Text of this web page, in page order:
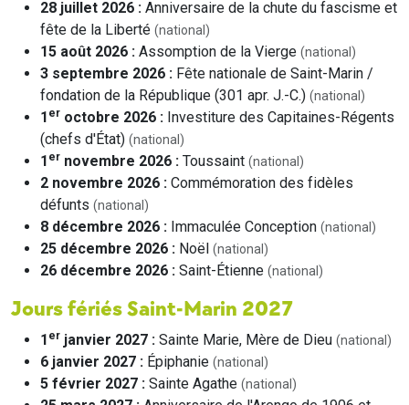
28 juillet 2026 : Anniversaire de la chute du fascisme et
fête de la Liberté (national)
15 août 2026 : Assomption de la Vierge (national)
3 septembre 2026 : Fête nationale de Saint-Marin /
fondation de la République (301 apr. J.-C.) (national)
1 er octobre 2026 : Investiture des Capitaines-Régents
(chefs d'État) (national)
1 er novembre 2026 : Toussaint (national)
2 novembre 2026 : Commémoration des fidèles
défunts (national)
8 décembre 2026 : Immaculée Conception (national)
25 décembre 2026 : Noël (national)
26 décembre 2026 : Saint-Étienne (national)
Jours fériés Saint-Marin 2027
1 er janvier 2027 : Sainte Marie, Mère de Dieu (national)
6 janvier 2027 : Épiphanie (national)
5 février 2027 : Sainte Agathe (national)